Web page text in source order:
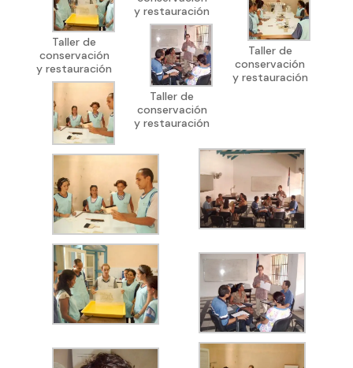
Taller de
conservación
y restauración
y restauración
Taller de
conservación
y restauración
Taller de
conservación
y restauración